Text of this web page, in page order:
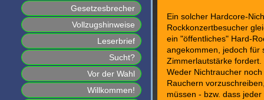
Ein solcher Hardcore-
Rockkonzertbesucher
ein "öffentliches" Hard-
angekommen, jedoch für
Zimmerlautstärke fordert.
Weder Nichtraucher
Rauchern
müssen - bzw. dass
Gesetzesbrecher
Vollzugshinweise
Leserbrief
Sucht?
Vor der Wahl
Willkommen!